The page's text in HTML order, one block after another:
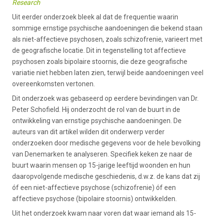
Research
Uit eerder onderzoek bleek al dat de frequentie waarin
sommige ernstige psychische aandoeningen die bekend staan ​​
als niet-affectieve psychosen, zoals schizofrenie, varieert met
de geografische locatie. Dit in tegenstelling tot affectieve
psychosen zoals bipolaire stoornis, die deze geografische
variatie niet hebben laten zien, terwijl beide aandoeningen veel
overeenkomsten vertonen.
Dit onderzoek was gebaseerd op eerdere bevindingen van Dr.
Peter Schofield. Hij onderzocht de rol van de buurt in de
ontwikkeling van ernstige psychische aandoeningen. De
auteurs van dit artikel wilden dit onderwerp verder
onderzoeken door medische gegevens voor de hele bevolking
van Denemarken te analyseren. Specifiek keken ze naar de
buurt waarin mensen op 15-jarige leeftijd woonden en hun
daaropvolgende medische geschiedenis, d.w.z. de kans dat zij
óf een niet-affectieve psychose (schizofrenie) óf een
affectieve psychose (bipolaire stoornis) ontwikkelden.
Uit het onderzoek kwam naar voren dat waar iemand als 15-